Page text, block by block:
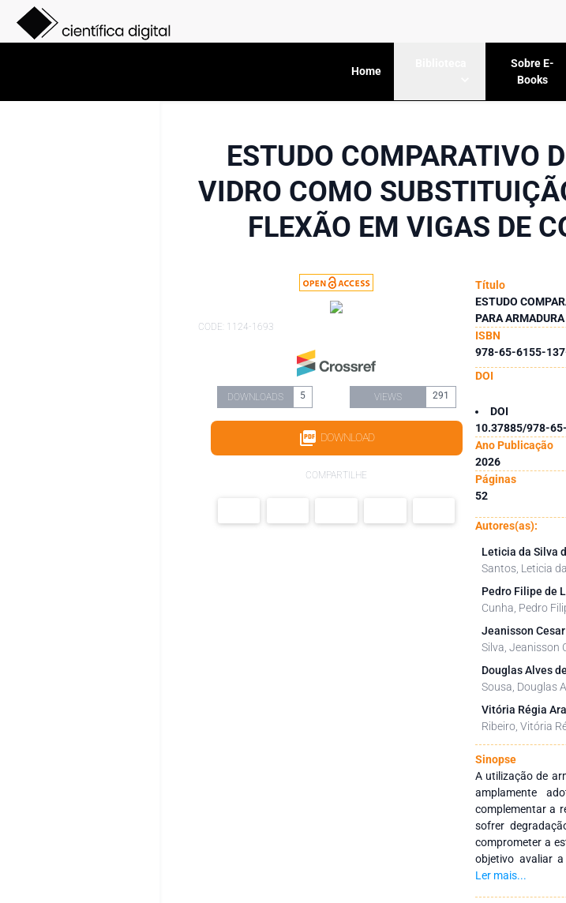
Home
Sobre E-
Books
ESTUDO COMPARATIVO
VIDRO COMO
FLEXÃO EM VIGAS DE
CODE: 1124-1693
DOWNLOADS 5 VIEWS 291
DOWNLOAD
COMPARTILHE
Título
ESTUDO
PARA
ISBN
978-65-6155-
DOI
DOI
10.37885/978-
Ano Publicação
2026
Páginas
52
Autores(as):
Leticia da Silva
Santos, Leticia
Pedro Filipe de
Cunha, Pedro
Jeanisson
Silva, Jeanisson
Douglas Alves
Sousa, Douglas
Vitória Régia
Ribeiro, Vitória
Sinopse
A utilização de
amplamente
complementar a
sofrer
comprometer a
objetivo avaliar
polímeros
Ler mais...